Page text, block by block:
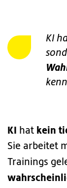
KI
KI hat kein
Sie arbeitet
Trainings